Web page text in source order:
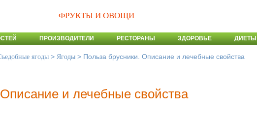
ФРУКТЫ И ОВОЩИ
ПРОИЗВОДИТЕЛИ РЕСТОРАНЫ ЗДОРОВЬЕ ДИЕТЫ
ягоды > Ягоды > Польза брусники. Описание и лечебные свойства
и лечебные свойства